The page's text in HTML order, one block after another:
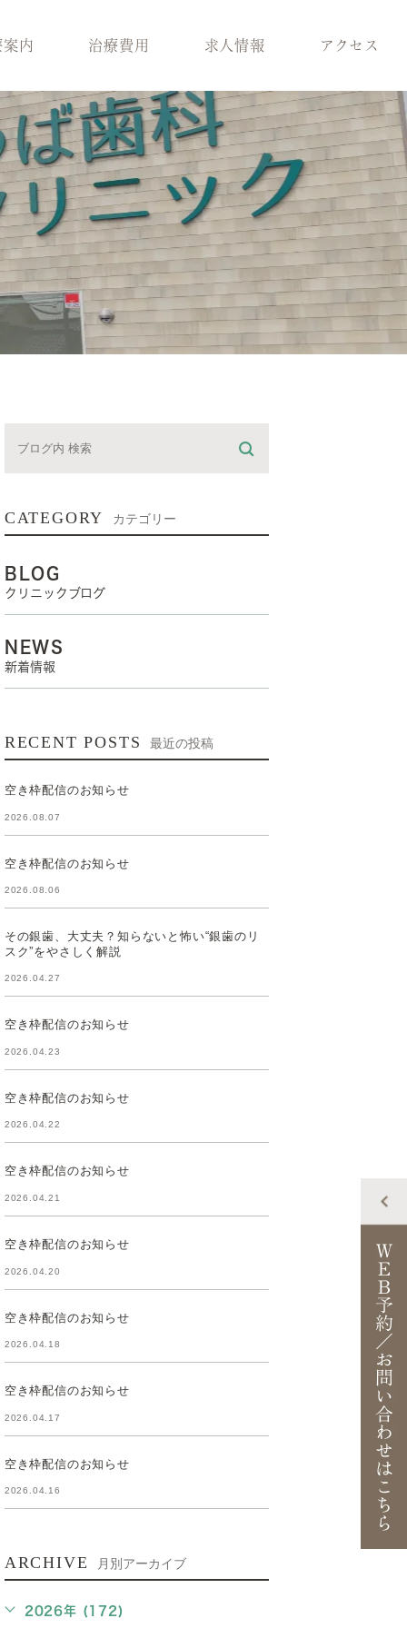
スタッフ紹介
医院環境
ブログ
案内
歯周病治療
ント治療 入れ歯
保険適用の白い歯
小児矯正
メラニン除去
どの診療科を受けれ
治療費用 求人情報 アクセス
CATEGORY カテゴリー
BLOG
クリニックブログ
NEWS
新着情報
RECENT POSTS 最近の投稿
空き枠配信のお知らせ
2026.08.07
空き枠配信のお知らせ
2026.08.06
その銀歯、大丈夫？知らないと怖い“銀歯のリ
スク”をやさしく解説
2026.04.27
空き枠配信のお知らせ
2026.04.23
空き枠配信のお知らせ
2026.04.22
空き枠配信のお知らせ
2026.04.21
空き枠配信のお知らせ
2026.04.20
空き枠配信のお知らせ
2026.04.18
空き枠配信のお知らせ
2026.04.17
空き枠配信のお知らせ
2026.04.16
ARCHIVE 月別アーカイブ
2026年 (172)